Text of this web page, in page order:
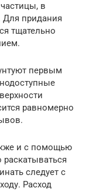
в
Для придания
тщательно
первым
равномерно
и с помощью
следует с
Расход